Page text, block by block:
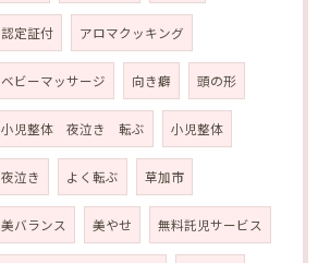
認定証付 アロマクッキング
ベビーマッサージ 向き癖 頭の形
小児整体 夜泣き 転ぶ 小児整体
夜泣き よく転ぶ 草加市
美バランス 美やせ 無料託児サービス